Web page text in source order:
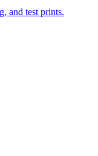
and test prints.